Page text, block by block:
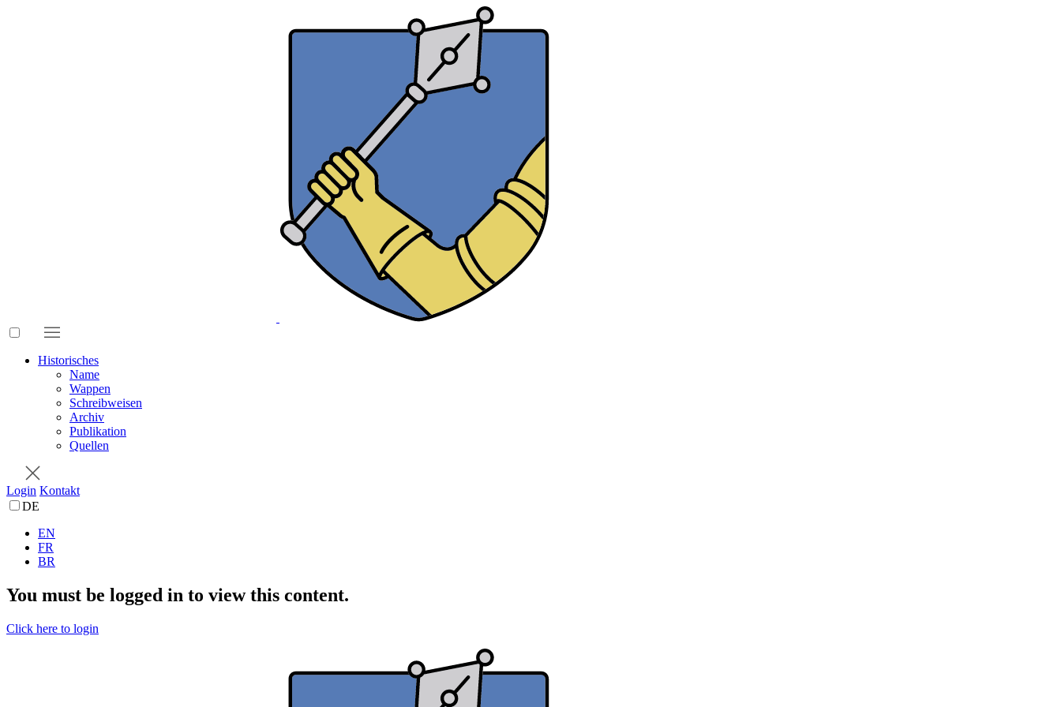
Historisches
Name
Wappen
Schreibweisen
Archiv
Publikation
Quellen
Login Kontakt
DE
EN
FR
BR
You must be logged in to view this content.
Click here to login